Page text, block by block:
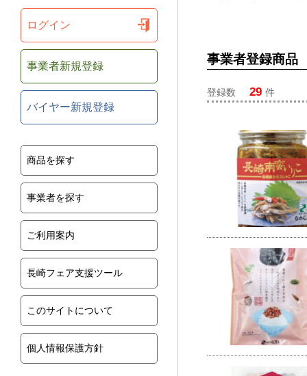
ログイン
事業者新規登録
バイヤー新規登録
商品を探す
事業者を探す
ご利用案内
長崎フェア支援ツール
このサイトについて
個人情報保護方針
事業者登録商品
登録数 29 件